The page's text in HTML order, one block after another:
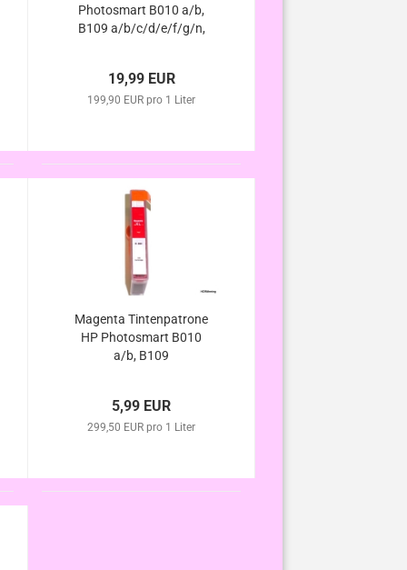
Photosmart B010 a/b,
B109 a/b/c/d/e/f/g/n,
B8550 kompatibel
HP364XL m.
19,99 EUR
199,90 EUR pro 1 Liter
Magenta Tintenpatrone
HP Photosmart B010
a/b, B109
B210 a/b/c/d/e, B8550
komp. HP364XL m.
5,99 EUR
299,50 EUR pro 1 Liter